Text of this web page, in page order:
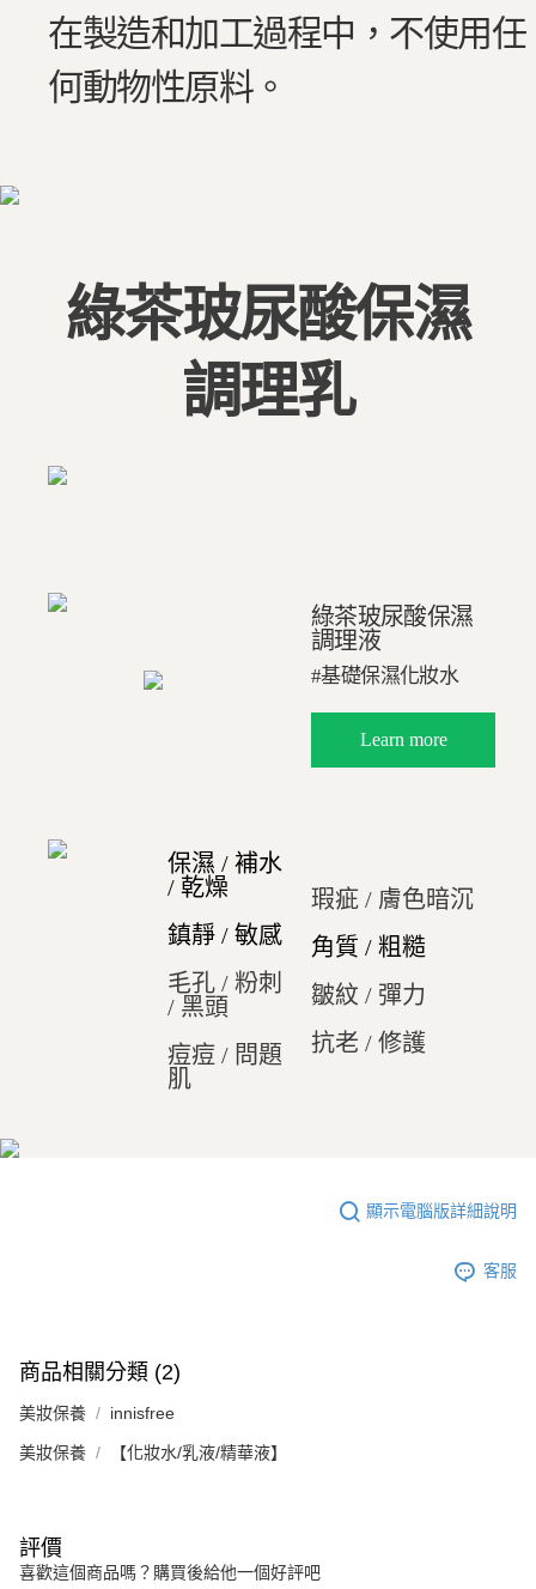
在製造和加工過程中，不使用任
何動物性原料。
綠茶玻尿酸保濕
調理乳
綠茶玻尿酸保濕
調理液
#基礎保濕化妝水
Learn more
保濕 / 補水
/ 乾燥
鎮靜 / 敏感
毛孔 / 粉刺
/ 黑頭
痘痘 / 問題
肌
瑕疵 / 膚色暗沉
角質 / 粗糙
皺紋 / 彈力
抗老 / 修護
顯示電腦版詳細說明
客服
商品相關分類 (2)
美妝保養 innisfree
美妝保養 【化妝水/乳液/精華液】
評價
喜歡這個商品嗎？購買後給他一個好評吧